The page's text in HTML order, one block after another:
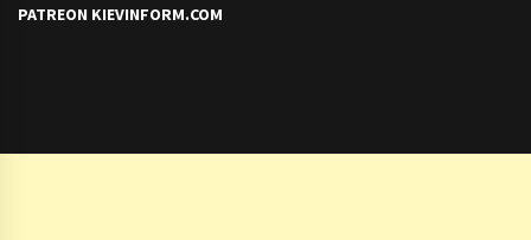
PATREON KIEVINFORM.COM